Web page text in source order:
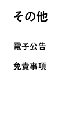
その他
電子公告
免責事項